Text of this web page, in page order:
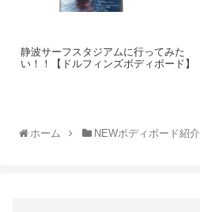
静波サーフスタジアムに行ってみた
い！！【ドルフィンズボディボード】
ホーム NEWボディボード紹介